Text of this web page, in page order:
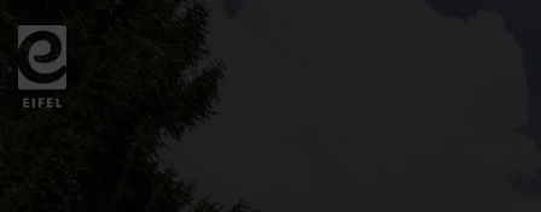
Zurück
zur
Startseite